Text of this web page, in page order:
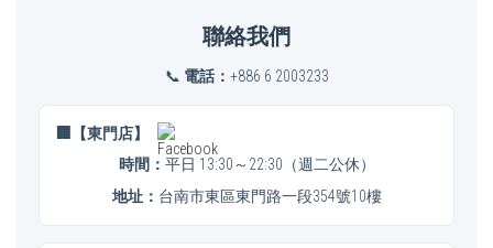
聯絡我們
📞 電話： +886 6 2003233
🏢【東門店】
時間： 平日 13:30～22:30（週二公休）
地址： 台南市東區東門路一段354號10樓